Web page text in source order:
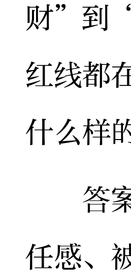
财”到
红线都
什么样
答案
任感、